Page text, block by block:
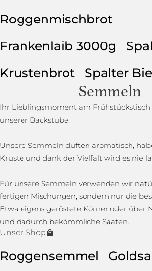
Roggenmischbrot
Frankenlaib 3000g
Krustenbrot
Spalter
Semmeln
Ihr Lieblingsmoment am
unserer Backstube.
Unsere Semmeln duften aromatisch,
Kruste und dank der Vielfalt wird es nie
Für unsere Semmeln verwenden wir
fertigen Mischungen, sondern nur die
Etwa eigens geröstete Körner oder über
und dadurch bekömmliche Saaten.
Unser Shop
Roggensemmel